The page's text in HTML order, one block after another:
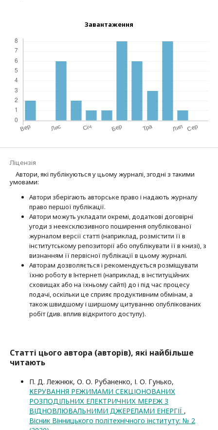
Завантаження
Ліцензія
Автори, які публікуються у цьому журналі, згодні з такими
умовами:
Автори зберігають авторське право і надають журналу
право першої публі­кації.
Автори можуть укладати окремі, додат­кові договірні
угоди з неексклюзив­ного поширення опублікованої
журналом версії статті (наприклад, розмістити її в
інститутському репозиторії або опубліку­вати її в книзі), з
визнанням її первісної публікації в цьому журналі.
Авторам дозволяється і рекомендується розміщувати
їхню роботу в Інтернеті (наприклад, в інституційних
сховищах або на їхньому сайті) до і під час процесу
подачі, оскільки це сприяє продуктивним обмінам, а
також швидшому і ширшому цитуванню опубліко­ва­них
робіт (див. вплив відкритого доступу).
Статті цього автора (авторів), які найбільше
читають
П. Д. Лежнюк, О. О. Рубаненко, І. О. Гунько,
КЕРУВАННЯ РЕЖИМАМИ СЕКЦІОНОВАНИХ
РОЗПОДІЛЬНИХ ЕЛЕКТРИЧНИХ МЕРЕЖ З
ВІДНОВЛЮВАЛЬНИМИ ДЖЕРЕЛАМИ ЕНЕРГІЇ ,
Вісник Вінницького політехнічного інституту: № 2